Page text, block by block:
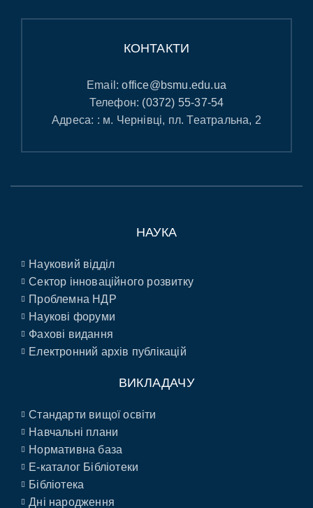
КОНТАКТИ
Email:office@bsmu.edu.ua
Телефон: (0372) 55-37-54
Адреса: : м. Чернівці, пл. Театральна, 2
НАУКА
Науковий відділ
Сектор інноваційного розвитку
Проблемна НДР
Наукові форуми
Фахові видання
Електронний архів публікацій
ВИКЛАДАЧУ
Стандарти вищої освіти
Навчальні плани
Нормативна база
E-каталог Бібліотеки
Бібліотека
Дні народження